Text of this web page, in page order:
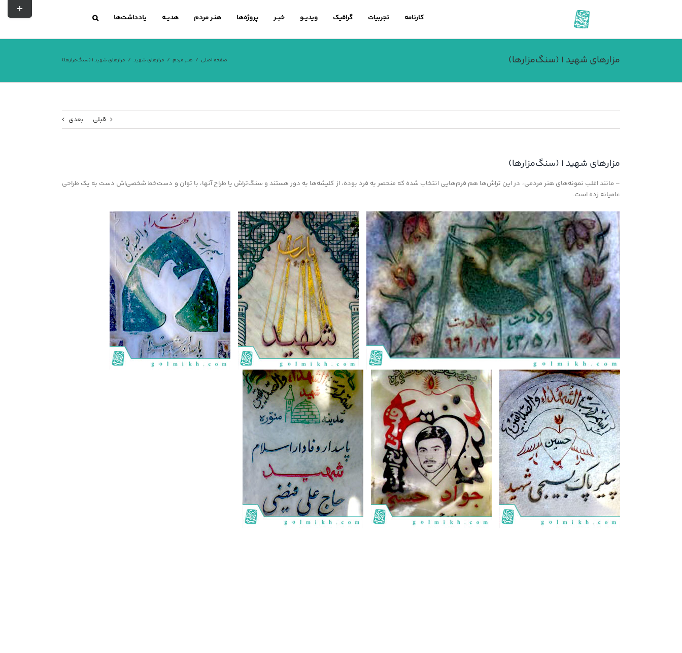
کارنامه تجربیات گرافیک ویدیــو خبــر پروژه‌ها هنـر مردم هدیــه یادداشت‌ها
مزارهای شهید ۱ (سنگ‌مزارها) صفحه اصلی هنر مردم مزارهای شهید مزارهای شهید ۱ (سنگ‌مزارها)
قبلی بعدی
مزارهای شهید ۱ (سنگ‌مزارها)
– مانند اغلب نمونه‌های هنر مردمی، در این تراش‌ها هم فرم‌هایی انتخاب شده که منحصر به فرد بوده، از کلیشه‌ها به دور هستند و سنگ‌تراش یا طراح آنها، با توان و دست‌خط شخصی‌اش دست به یک طراحی
عامیانه زده است.
تغییر
نوار